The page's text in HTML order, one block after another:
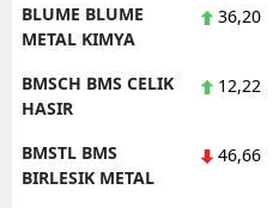
BLUME BLUME
METAL KIMYA
36,20
BMSCH BMS CELIK
HASIR
12,22
BMSTL BMS
BIRLESIK METAL
46,66